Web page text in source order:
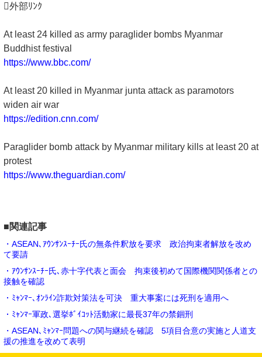
外部ﾘﾝｸ
At least 24 killed as army paraglider bombs Myanmar
Buddhist festival
https://www.bbc.com/
At least 20 killed in Myanmar junta attack as paramotors
widen air war
https://edition.cnn.com/
Paraglider bomb attack by Myanmar military kills at least 20 at
protest
https://www.theguardian.com/
■関連記事
・ASEAN､ｱｳﾝｻﾝｽｰﾁｰ氏の無条件釈放を要求 政治拘束者解放を改め
て要請
・ｱｳﾝｻﾝｽｰﾁｰ氏､赤十字代表と面会 拘束後初めて国際機関関係者との
接触を確認
・ﾐｬﾝﾏｰ､ｵﾝﾗｲﾝ詐欺対策法を可決 重大事案には死刑を適用へ
・ﾐｬﾝﾏｰ軍政､選挙ﾎﾞｲｺｯﾄ活動家に最長37年の禁錮刑
・ASEAN､ﾐｬﾝﾏｰ問題への関与継続を確認 5項目合意の実施と人道支
援の推進を改めて表明